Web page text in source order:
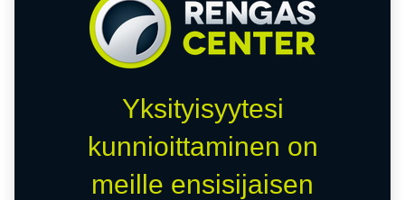
Yksityisyytesi
kunnioittaminen on
meille ensisijaisen